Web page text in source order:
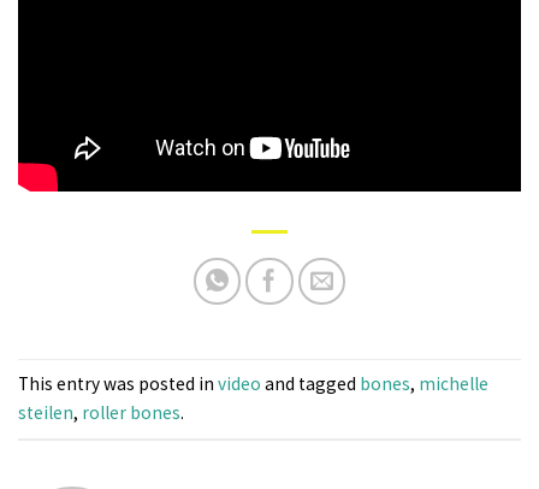
This entry was posted in video and tagged bones, michelle
steilen, roller bones.